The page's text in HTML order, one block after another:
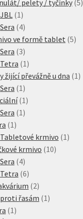
produktů
pelety / tyčinky 55
JBL 11
produkt
Sera 44
produkty
ve formě tablet 55
Sera 33
produkty
Tetra 11
produkt
žijící převážně u dna 11
Sera 11
produkt
11
Sera 11
11
produkt
Tabletové krmivo 11
krmivo 1010
Sera 44
produkty
Tetra 66
produktů
22
produkty
řasám 11
11